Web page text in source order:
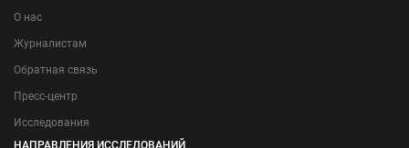
О нас
Журналистам
Обратная связь
Пресс-центр
Исследования
НАПРАВЛЕНИЯ ИССЛЕДОВАНИЙ